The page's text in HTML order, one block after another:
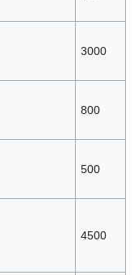
3000
800
500
4500